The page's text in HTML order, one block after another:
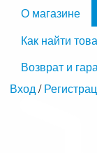
О магазине
Как найти
Возврат и
Вход/